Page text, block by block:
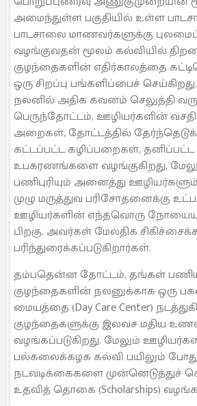
அமைந்துள்ள பகுதியில் உள்ள
பாடசாலை மாணவர்களுக்கு
வழங்குவதன் மூலம் கல்வியில்
குழந்தைகளின் எதிர்காலத்தை
ஒரு சிறப்பு பங்களிப்பைச்
நலனில் அதிக கவனம் செலுத்தி
பெருந்தோட்டம், ஊழியர்களின்
அறைகள், தோட்டத்தில்
கட்டப்பட்ட கழிப்பறைகள், தனிப்பட்ட
உபகரணங்களை வழங்குகிறது,
பணிபுரியும் அனைத்து
முழு மருத்துவ பரிசோதனைக்கு
ஊழியர்களின் எந்தவொரு
பிறகு, அவர்கள் மேலதிக
பரிந்துரைக்கப்படுகிறார்கள்.
தம்பதென்ன தோட்டம், தங்கள்
குழந்தைகளின் நலனுக்காக ஒரு
மையத்தை (Day Care Center)
குழந்தைகளுக்கு இலவச மதிய
வழங்கப்படுகிறது. மேலும்
பல்கலைக்கழக கல்வி பயிலும்
நடவடிக்கைகளை முன்னெடுத்துச்
உதவித் தொகை (Scholarships)